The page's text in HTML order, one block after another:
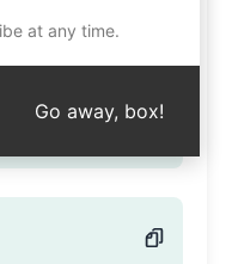
solo un clic!
at any time.
Go away, box!